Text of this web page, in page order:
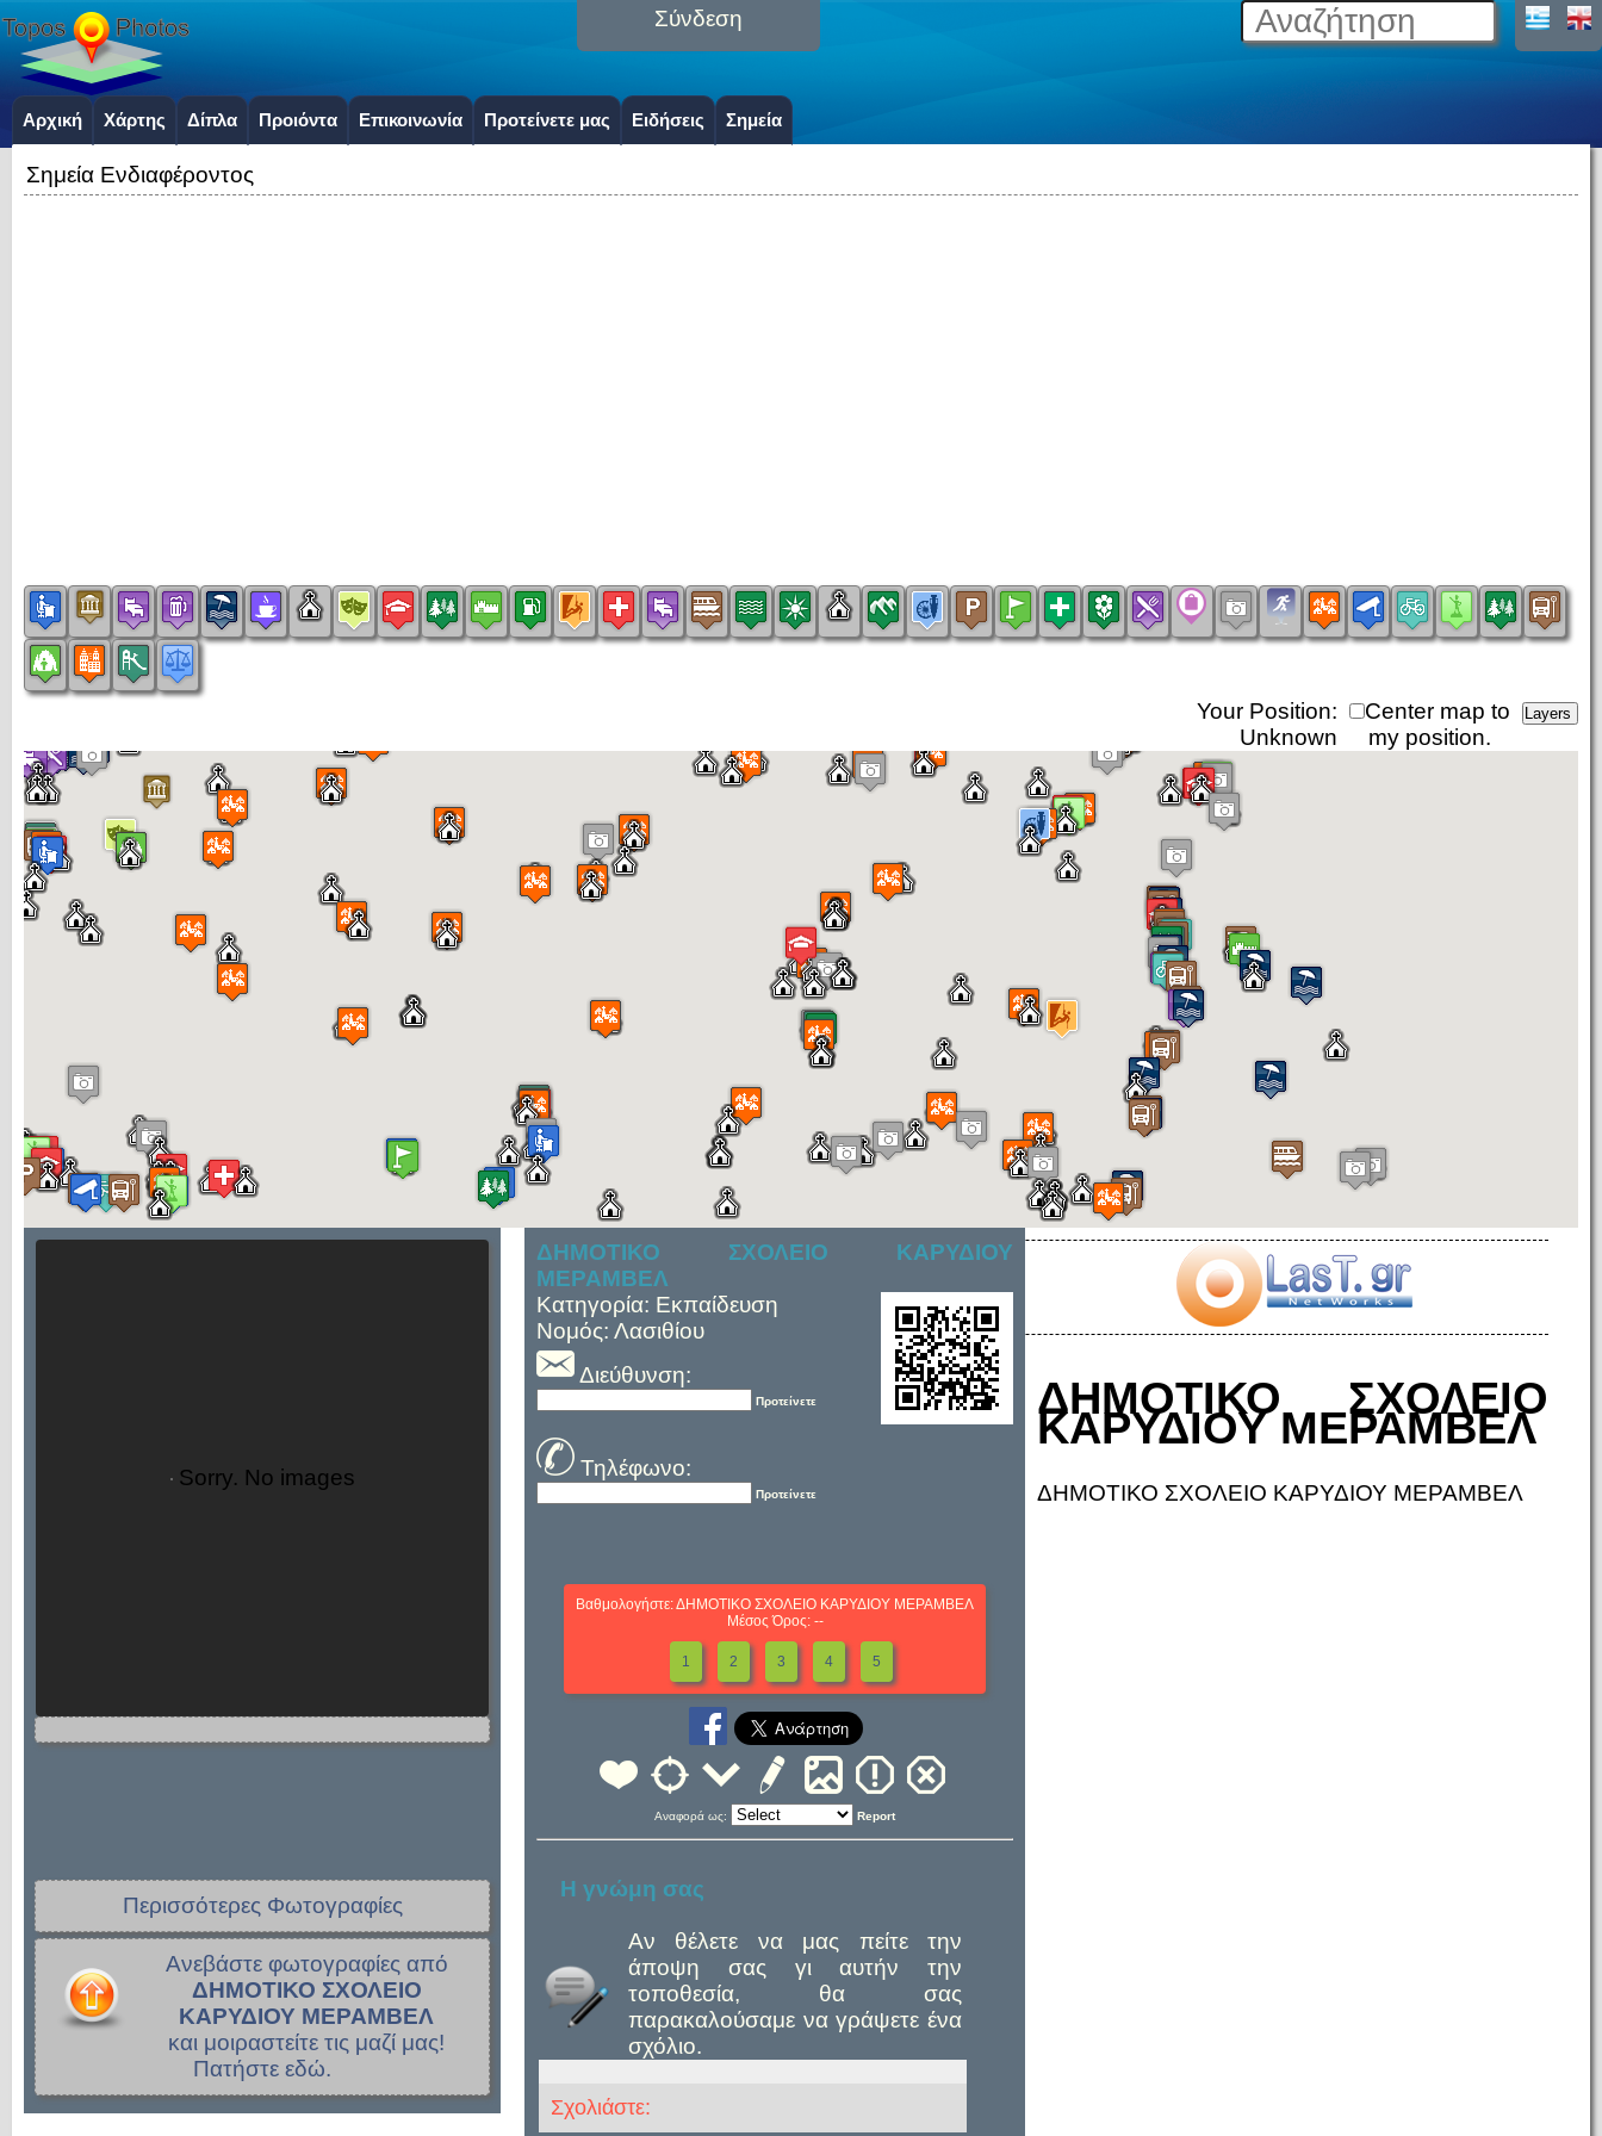
Σύνδεση
Αρχική Χάρτης Δίπλα Προιόντα Επικοινωνία Προτείνετε μας Ειδήσεις Σημεία
Σημεία Ενδιαφέροντος
Center map to
my position.
Your Position:
Unknown
Sorry. No images
Περισσότερες Φωτογραφίες
Ανεβάστε φωτογραφίες από
ΔΗΜΟΤΙΚΟ ΣΧΟΛΕΙΟ
ΚΑΡΥΔΙΟΥ ΜΕΡΑΜΒΕΛ
και μοιραστείτε τις μαζί μας!
Πατήστε εδώ.
ΔΗΜΟΤΙΚΟ ΣΧΟΛΕΙΟ ΚΑΡΥΔΙΟΥ
ΜΕΡΑΜΒΕΛ
Κατηγορία: Εκπαίδευση
Νομός: Λασιθίου
Διεύθυνση:
Προτείνετε
Τηλέφωνο:
Προτείνετε
Βαθμολογήστε: ΔΗΜΟΤΙΚΟ ΣΧΟΛΕΙΟ ΚΑΡΥΔΙΟΥ ΜΕΡΑΜΒΕΛ
Μέσος Όρος: --
1 2 3 4 5
Αναφορά ως: Report
Η γνώμη σας
Αν θέλετε να μας πείτε την
άποψη σας γι αυτήν την
τοποθεσία, θα σας
παρακαλούσαμε να γράψετε ένα
σχόλιο.
Σχολιάστε:
ΔΗΜΟΤΙΚΟ ΣΧΟΛΕΙΟ
ΚΑΡΥΔΙΟΥ ΜΕΡΑΜΒΕΛ
ΔΗΜΟΤΙΚΟ ΣΧΟΛΕΙΟ ΚΑΡΥΔΙΟΥ ΜΕΡΑΜΒΕΛ